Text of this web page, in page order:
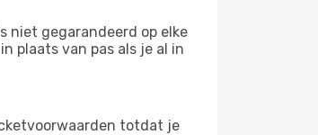
niet gegarandeerd op elke
plaats van pas als je al in
totdat je